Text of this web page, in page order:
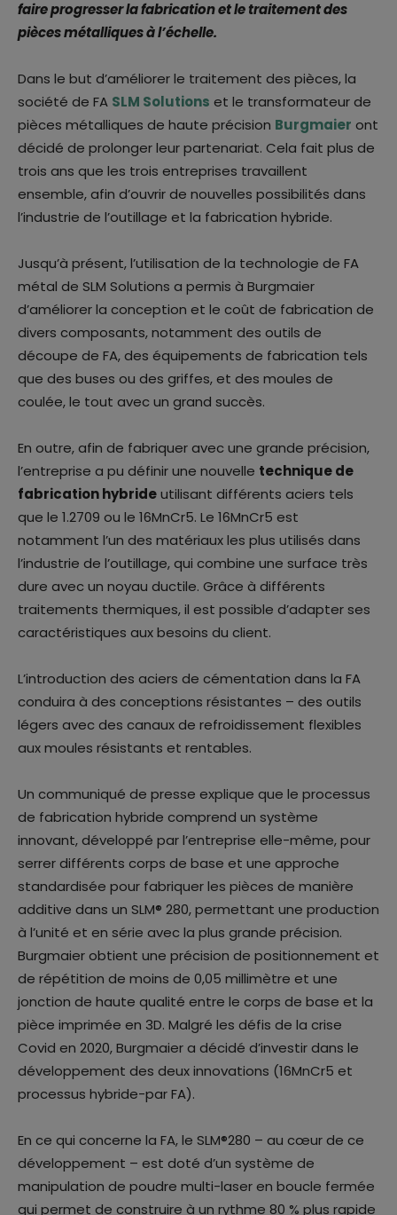
faire progresser la fabrication et le traitement des
pièces métalliques à l’échelle.
Dans le but d’améliorer le traitement des pièces, la
société de FA SLM Solutions et le transformateur de
pièces métalliques de haute précision Burgmaier ont
décidé de prolonger leur partenariat. Cela fait plus de
trois ans que les trois entreprises travaillent
ensemble, afin d’ouvrir de nouvelles possibilités dans
l’industrie de l’outillage et la fabrication hybride.
Jusqu’à présent, l’utilisation de la technologie de FA
métal de SLM Solutions a permis à Burgmaier
d’améliorer la conception et le coût de fabrication de
divers composants, notamment des outils de
découpe de FA, des équipements de fabrication tels
que des buses ou des griffes, et des moules de
coulée, le tout avec un grand succès.
En outre, afin de fabriquer avec une grande précision,
l’entreprise a pu définir une nouvelle technique de
fabrication hybrideutilisant différents aciers tels
que le 1.2709 ou le 16MnCr5. Le 16MnCr5 est
notamment l’un des matériaux les plus utilisés dans
l’industrie de l’outillage, qui combine une surface très
dure avec un noyau ductile. Grâce à différents
traitements thermiques, il est possible d’adapter ses
caractéristiques aux besoins du client.
L’introduction des aciers de cémentation dans la FA
conduira à des conceptions résistantes – des outils
légers avec des canaux de refroidissement flexibles
aux moules résistants et rentables.
Un communiqué de presse explique que le processus
de fabrication hybride comprend un système
innovant, développé par l’entreprise elle-même, pour
serrer différents corps de base et une approche
standardisée pour fabriquer les pièces de manière
additive dans un SLM® 280, permettant une production
à l’unité et en série avec la plus grande précision.
Burgmaier obtient une précision de positionnement et
de répétition de moins de 0,05 millimètre et une
jonction de haute qualité entre le corps de base et la
pièce imprimée en 3D. Malgré les défis de la crise
Covid en 2020, Burgmaier a décidé d’investir dans le
développement des deux innovations (16MnCr5 et
processus hybride-par FA).
En ce qui concerne la FA, le SLM®280 – au cœur de ce
développement – est doté d’un système de
manipulation de poudre multi-laser en boucle fermée
qui permet de construire à un rythme 80 % plus rapide